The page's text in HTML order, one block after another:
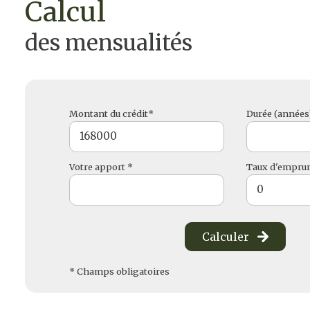
calcul
des mensualités
Montant du crédit* Durée
Votre apport * Taux
Calculer
* Champs obligatoires